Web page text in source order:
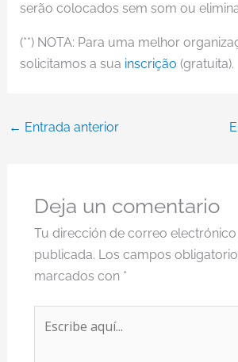
serão colocados sem som ou
(**) NOTA: Para uma melhor
solicitamos a sua inscrição (gratuita).
← Entrada anterior
Deja un comentario
Tu dirección de correo electrónico
publicada. Los campos
marcados con *